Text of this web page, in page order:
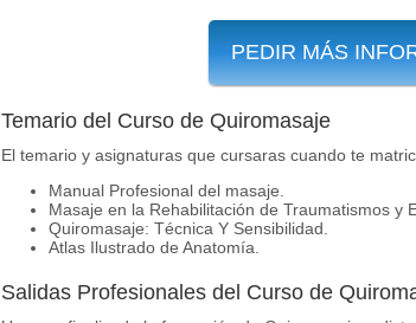
PEDIR MÁS
Temario del Curso de Quiromasaje
El temario y asignaturas que cursaras cuando te
Manual Profesional del masaje.
Masaje en la Rehabilitación de Traumatismos y
Quiromasaje: Técnica Y Sensibilidad.
Atlas Ilustrado de Anatomía.
Salidas Profesionales del Curso de